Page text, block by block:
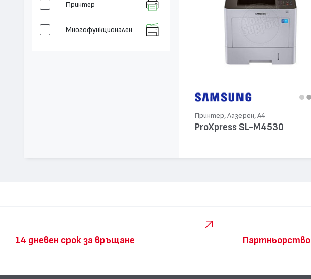
Принтер
Многофункционален
Принтер, Лазерен, А4
ProXpress SL-M4530
14 дневен срок за връщане Партньорство